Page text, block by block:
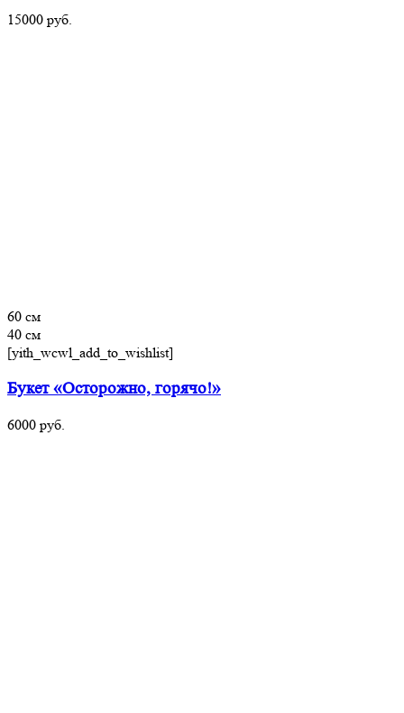
15000 руб.
60 см
40 см
[yith_wcwl_add_to_wishlist]
Букет «Осторожно, горячо!»
6000 руб.